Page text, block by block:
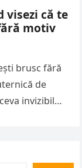
visezi că te
motiv
brusc fără
de
invizibil…